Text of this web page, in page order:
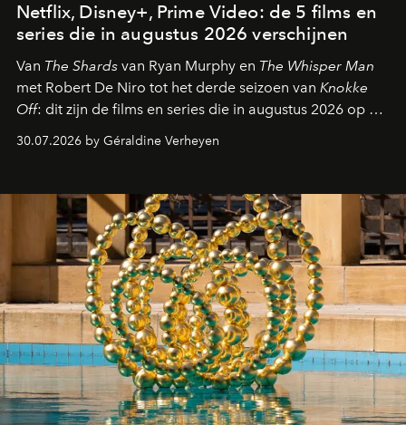
Netflix, Disney+, Prime Video: de 5 films en
series die in augustus 2026 verschijnen
Van The Shards van Ryan Murphy en The Whisper Man
met Robert De Niro tot het derde seizoen van Knokke
Off: dit zijn de films en series die in augustus 2026 op de
streamingplatformen verschijnen.
30.07.2026 by Géraldine Verheyen